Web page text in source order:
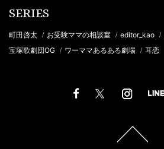
SERIES
町田啓太 / お受験ママの相談室 / editor_kao /
宝塚歌劇団OG / ワーママあるある劇場 / 耳恋